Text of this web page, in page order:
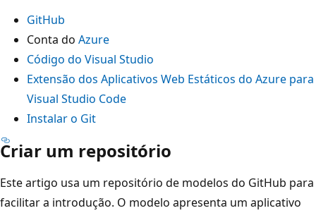
GitHub
Conta do Azure
Código do Visual Studio
Extensão dos Aplicativos Web Estáticos do Azure para
Visual Studio Code
Instalar o Git
Criar um repositório
Este artigo usa um repositório de modelos do GitHub para
facilitar a introdução. O modelo apresenta um aplicativo